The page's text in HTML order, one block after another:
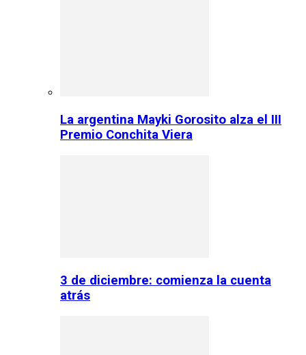
La argentina Mayki Gorosito alza el III
Premio Conchita Viera
3 de diciembre: comienza la cuenta
atrás